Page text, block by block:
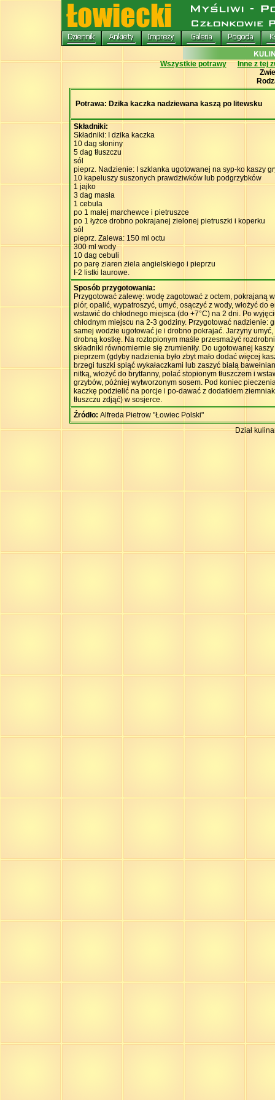
Wszystkie potrawy
Inne z tej
Potrawa: Dzika kaczka nadziewana kaszą po litewsku
Składniki:
Składniki: I dzika kaczka
10 dag słoniny
5 dag tłuszczu
sól
pieprz. Nadzienie: I szklanka ugotowanej na syp-ko kaszy
10 kapeluszy suszonych prawdziwków lub podgrzybków
1 jajko
3 dag masła
1 cebula
po 1 małej marchewce i pietruszce
po 1 łyżce drobno pokrajanej zielonej pietruszki i koperku
sól
pieprz. Zalewa: 150 ml octu
300 ml wody
10 dag cebuli
po parę ziaren ziela angielskiego i pieprzu
I-2 listki laurowe.
Sposób przygotowania:
Przygotować zalewę: wodę zagotować z octem, pokrajaną
piór, opalić, wypatroszyć, umyć, osączyć z wody, włożyć
wstawić do chłodnego miejsca (do +7°C) na 2 dni. Po
chłodnym miejscu na 2-3 godziny. Przygotować nadzienie:
samej wodzie ugotować je i drobno pokrajać. Jarzyny
drobną kostkę. Na roztopionym maśle przesmażyć
składniki równomiernie się zrumieniły. Do ugotowanej
pieprzem (gdyby nadzienia było zbyt mało dodać więcej
brzegi tuszki spiąć wykałaczkami lub zaszyć białą
nitką, włożyć do brytfanny, polać stopionym tłuszczem i
grzybów, później wytworzonym sosem. Pod koniec
kaczkę podzielić na porcje i po-dawać z dodatkiem
tłuszczu zdjąć) w sosjerce.
Źródło: Alfreda Pietrow "Łowiec Polski"
Dział